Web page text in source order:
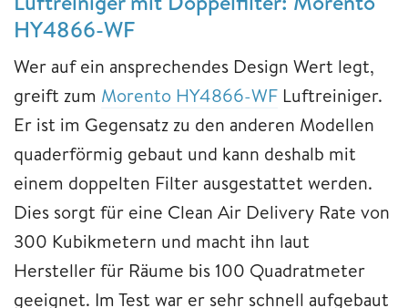
HY4866-WF
Wer auf ein ansprechendes Design Wert legt,
greift zum Morento HY4866-WF Luftreiniger.
Er ist im Gegensatz zu den anderen Modellen
quaderförmig gebaut und kann deshalb mit
einem doppelten Filter ausgestattet werden.
Dies sorgt für eine Clean Air Delivery Rate von
300 Kubikmetern und macht ihn laut
Hersteller für Räume bis 100 Quadratmeter
geeignet. Im Test war er sehr schnell aufgebaut